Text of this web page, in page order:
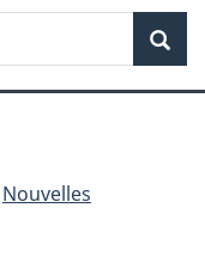
la
langue
Nouvelles